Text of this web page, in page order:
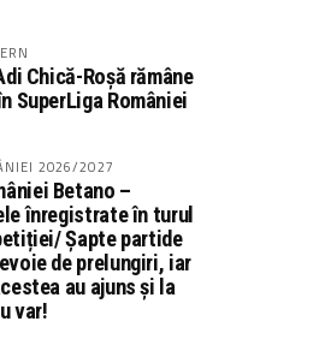
Chică-Roșă rămâne
SuperLiga României
2026/2027
Betano –
înregistrate în turul
Șapte partide
de prelungiri, iar
au ajuns și la
var!